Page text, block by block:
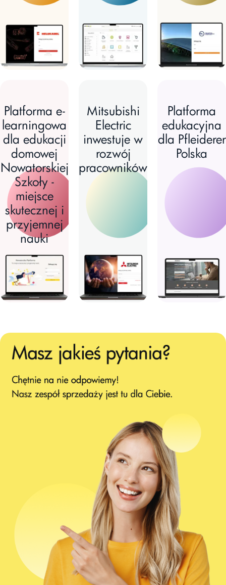
Platforma e-
learningowa
dla edukacji
domowej
Nowatorskiej
Szkoły -
miejsce
skutecznej i
przyjemnej
nauki
Mitsubishi
Electric
inwestuje w
rozwój
pracowników
Platforma
edukacyjna
dla Pfleiderer
Polska